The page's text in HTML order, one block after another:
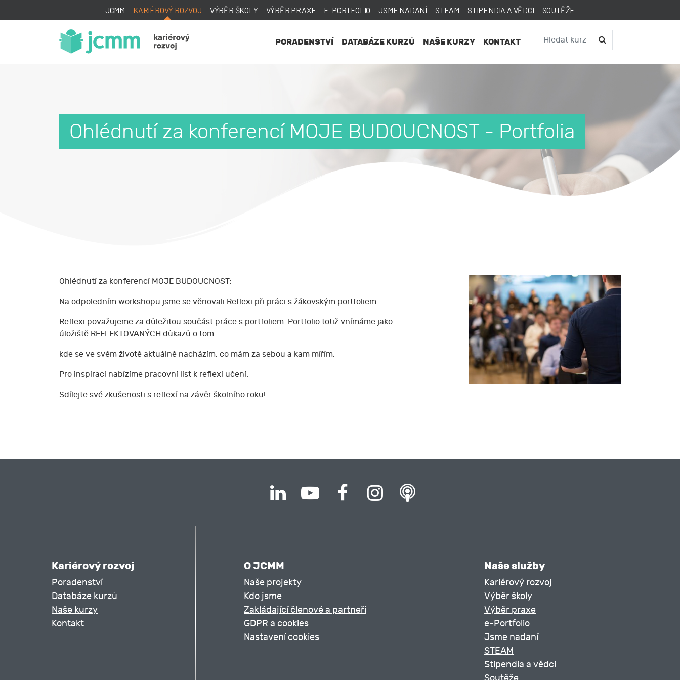
JCMM KARIÉROVÝ ROZVOJ VÝBĚR ŠKOLY VÝBĚR PRAXE E-PORTFOLIO JSME NADANÍ STEAM STIPENDIA A VĚDCI SOUTĚŽE
PORADENSTVÍ DATABÁZE KURZŮ NAŠE KURZY KONTAKT
Ohlédnutí za konferencí MOJE BUDOUCNOST - Portfolia
Ohlédnutí za konferencí MOJE BUDOUCNOST:
Na odpoledním workshopu jsme se věnovali Reflexi při práci s žákovským portfoliem.
Reflexi považujeme za důležitou součást práce s portfoliem. Portfolio totiž vnímáme jako
úložiště REFLEKTOVANÝCH důkazů o tom:
kde se ve svém životě aktuálně nacházím, co mám za sebou a kam mířím.
Pro inspiraci nabízíme pracovní list k reflexi učení.
Sdílejte své zkušenosti s reflexí na závěr školního roku!
Kariérový rozvoj
Poradenství
Databáze kurzů
Naše kurzy
Kontakt
O JCMM
Naše projekty
Kdo jsme
Zakládající členové a partneři
GDPR a cookies
Nastavení cookies
Naše služby
Kariérový rozvoj
Výběr školy
Výběr praxe
e-Portfolio
Jsme nadaní
STEAM
Stipendia a vědci